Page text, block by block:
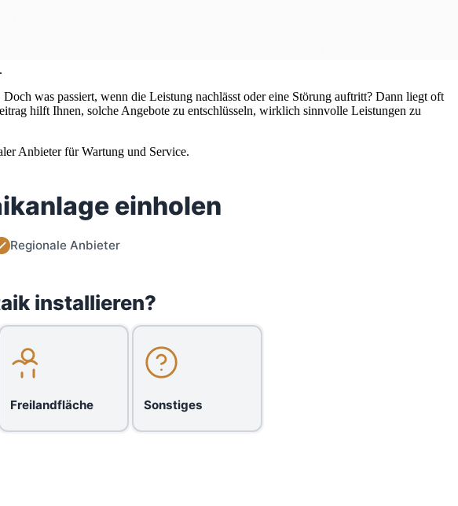
was passiert, wenn die Leistung nachlässt oder eine Störung auftritt? Dann liegt oft
hilft Ihnen, solche Angebote zu entschlüsseln, wirklich sinnvolle Leistungen zu
Anbieter für Wartung und Service.
einholen
Regionale Anbieter
installieren?
Freilandfläche Sonstiges